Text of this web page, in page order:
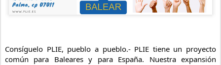
Consíguelo PLIE, pueblo a pueblo.- PLIE tiene un proyecto
común para Baleares y para España. Nuestra expansión